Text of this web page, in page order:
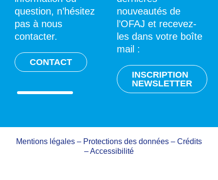
question, n’hésitez
pas à nous
contacter.
CONTACT
nouveautés de
l’OFAJ et recevez-
les dans votre boîte
mail :
INSCRIPTION
NEWSLETTER
Mentions légales – Protections des données – Crédits
–Accessibilité